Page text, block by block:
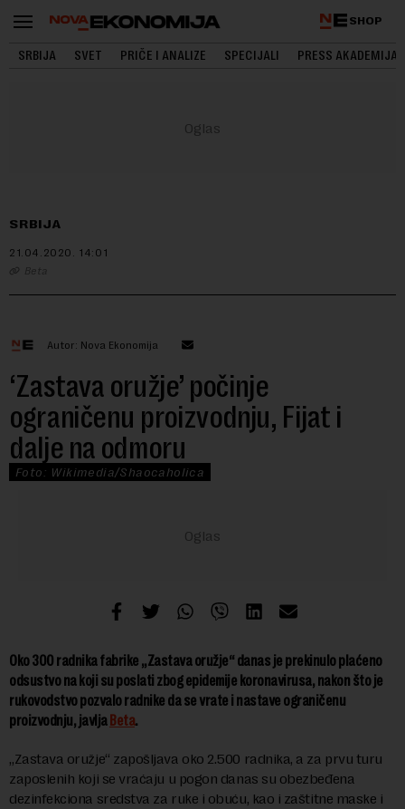
SHOP
SRBIJA SVET PRIČE I ANALIZE SPECIJALI PRESS AKADEMIJA
SRBIJA
21.04.2020. 14:01
Beta
Autor: Nova Ekonomija
‘Zastava oružje’ počinje
ograničenu proizvodnju, Fijat i
dalje na odmoru
Foto: Wikimedia/Shaocaholica
Oko 300 radnika fabrike „Zastava oružje“ danas je prekinulo plaćeno
odsustvo na koji su poslati zbog epidemije koronavirusa, nakon što je
rukovodstvo pozvalo radnike da se vrate i nastave ograničenu
proizvodnju, javlja Beta.
„Zastava oružje“ zapošljava oko 2.500 radnika, a za prvu turu
zaposlenih koji se vraćaju u pogon danas su obezbeđena
dezinfekciona sredstva za ruke i obuću, kao i zaštitne maske i